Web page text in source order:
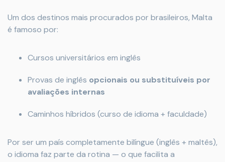
Um dos destinos mais procurados por brasileiros, Malta
é famoso por:
Cursos universitários em inglês
Provas de inglês opcionais ou substituíveis por
avaliações internas
Caminhos híbridos (curso de idioma + faculdade)
Por ser um país completamente bilíngue (inglês + maltês),
o idioma faz parte da rotina — o que facilita a